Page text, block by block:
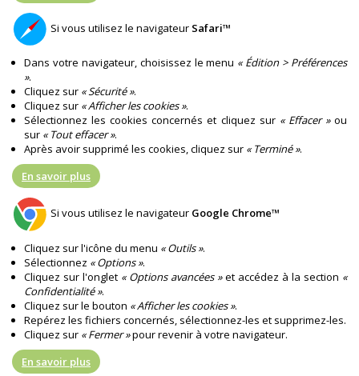
Si vous utilisez le navigateur Safari™
Dans votre navigateur, choisissez le menu « Édition > Préférences
».
Cliquez sur « Sécurité ».
Cliquez sur « Afficher les cookies ».
Sélectionnez les cookies concernés et cliquez sur « Effacer »ou
sur « Tout effacer ».
Après avoir supprimé les cookies, cliquez sur « Terminé ».
En savoir plus
Si vous utilisez le navigateur Google Chrome™
Cliquez sur l'icône du menu « Outils ».
Sélectionnez « Options ».
Cliquez sur l'onglet « Options avancées »et accédez à la section «
Confidentialité ».
Cliquez sur le bouton « Afficher les cookies ».
Repérez les fichiers concernés, sélectionnez-les et supprimez-les.
Cliquez sur « Fermer »pour revenir à votre navigateur.
En savoir plus